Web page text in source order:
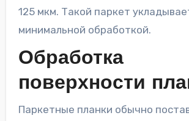
125 мкм. Такой паркет
минимальной обработкой.
Обработка
поверхности
Паркетные планки обычно